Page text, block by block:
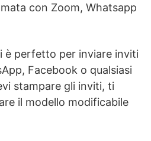
con Zoom, Whatsapp
è perfetto per inviare inviti
Facebook o qualsiasi
stampare gli inviti, ti
il modello modificabile